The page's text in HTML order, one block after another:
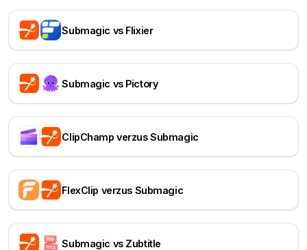
Submagic vs Flixier
Submagic vs Pictory
ClipChamp verzus Submagic
FlexClip verzus Submagic
Submagic vs Zubtitle